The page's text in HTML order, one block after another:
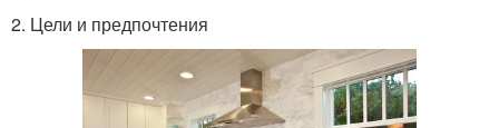
2. Цели и предпочтения